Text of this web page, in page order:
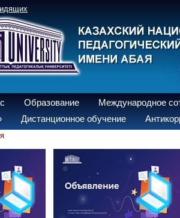
Образование
Международное
Дистанционное обучение